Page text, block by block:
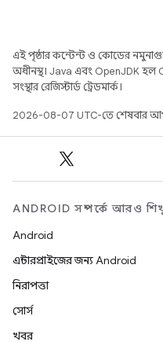
এই পৃষ্ঠার কন্টেন্ট ও কোডের
অধীনস্থ। Java এবং OpenJDK হল
সংস্থার রেজিস্টার্ড ট্রেডমার্ক।
2026-08-07 UTC-তে শেষবার
ANDROID সম্পর্কে আরও
Android
এন্টারপ্রাইজের জন্য Android
নিরাপত্তা
সোর্স
খবর